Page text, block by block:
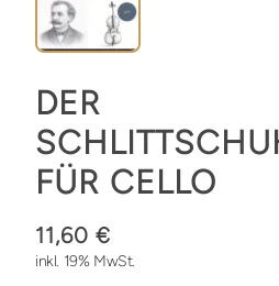
DER
FÜR CELLO
11,60 €
inkl. 19% MwSt.